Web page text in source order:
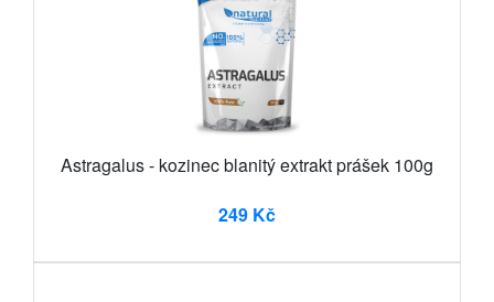
Astragalus - kozinec blanitý extrakt prášek 100g
249 Kč